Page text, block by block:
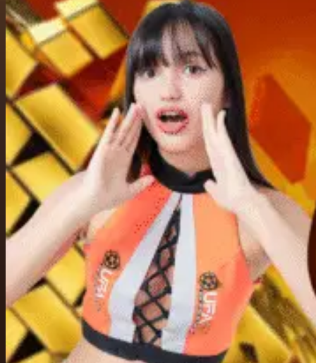
เล่นแล้วงง ufac4 ติดต่อเจ้าหน้าที่ได้
ทันที ไม่ต้องรอข้ามวัน
ระหว่างใช้งานufac4อาจมีช่วงที่ทุกอย่างไม่ได้ราบรื่นเสมอ ไม่
ว่าจะเรื่องระบบขัดข้อง เข้าระบบไม่ได้ หรือลืมรหัสผ่าน ไม่ต้อง
พยายามหาคำตอบเองให้เหนื่อย เพราะufac4 ติดต่อ เจ้า
หน้าที่ได้จริงคอยดูแลคุณทุกขั้นตอน ไม่ว่าจะเป็นเวลาใด ทีม
งานก็พร้อมตอบกลับรวดเร็ว ช่วยแก้ไขตรงจุด เข้าใจง่าย ไม่วก
วน
ลองดูมุมนี้สิ แล้วคุณจะรู้ว่า ufac4 พร้อมดูแล
มากกว่าที่คิด
ติดต่อได้ทันที ไม่ต้องรอนาน
ไม่ปล่อยให้ค้างคาใจหรือต้องรีเฟรชหน้ารอคำตอบนาน
หลายชั่วโมง
ทีมงานเข้าใจระบบอย่างแท้จริง